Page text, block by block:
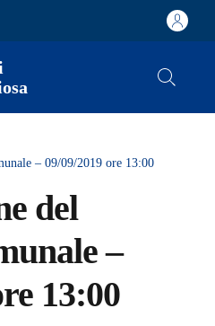
– 09/09/2019 ore 13:00
del
–
13:00